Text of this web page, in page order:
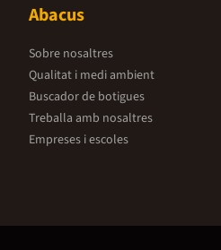
Abacus
Sobre nosaltres
Qualitat i medi ambient
Buscador de botigues
Treballa amb nosaltres
Empreses i escoles